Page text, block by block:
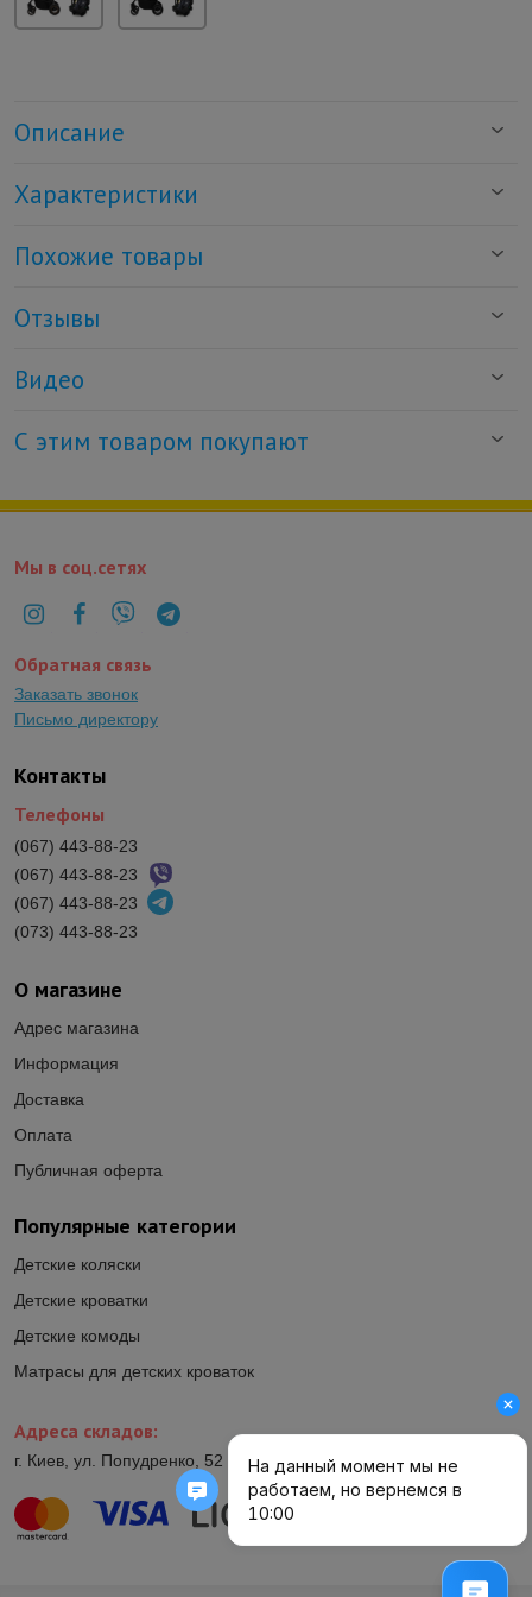
Описание
Характеристики
Похожие товары
Отзывы
Видео
С этим товаром покупают
Популярные категории
Детские коляски
Детские кроватки
Детские комоды
Матрасы для детских кроваток
О магазине
Адрес магазина
Информация
Доставка
Оплата
Публичная оферта
Контакты
Телефоны
(067) 443-88-23
(067) 443-88-23
(067) 443-88-23
(073) 443-88-23
Адреса складов:
г. Киев, ул. Попудренко, 52 (ул.Гетьмана Павла Полуботка, 52)
Мы в соц.сетях
Обратная связь
Заказать звонок
Письмо директору